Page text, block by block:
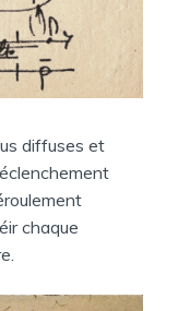
diffuses et
chaque